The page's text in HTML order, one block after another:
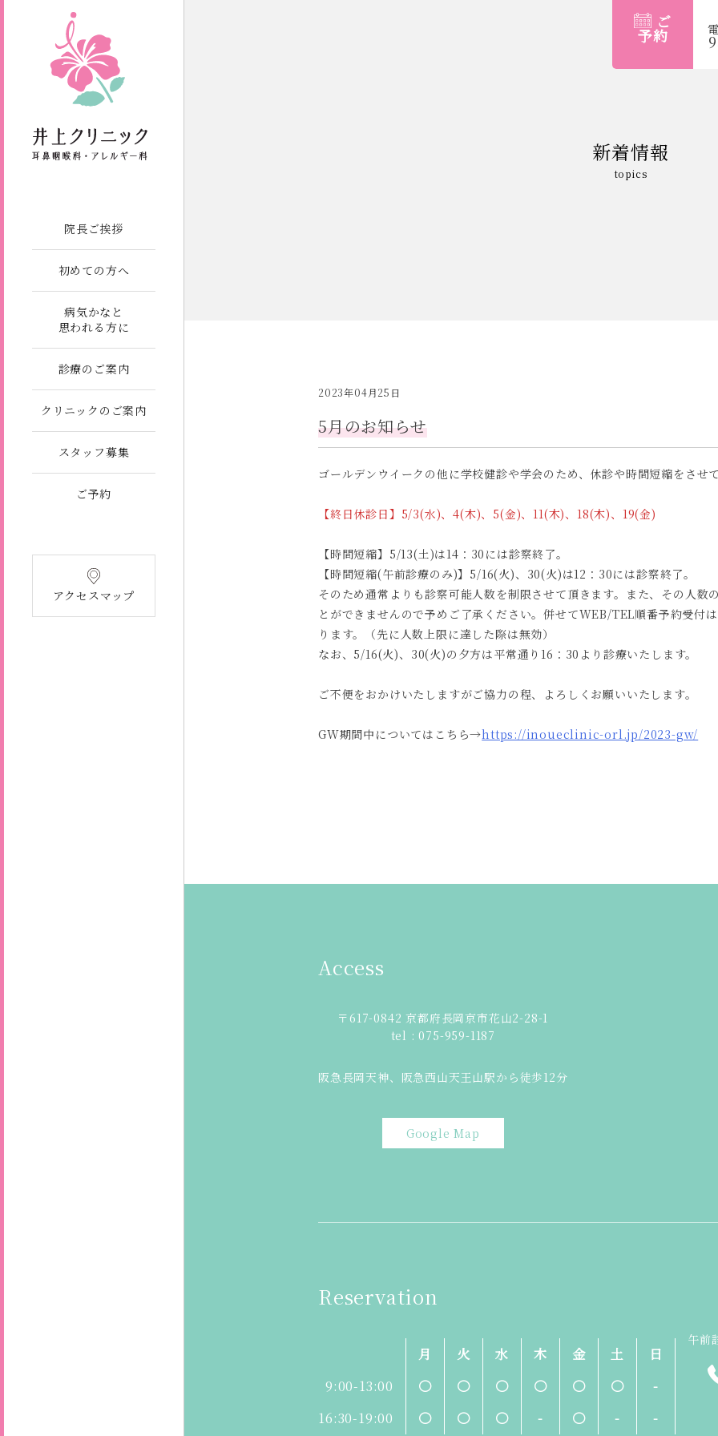
ご
予約
院長ご挨拶
初めての方へ
病気かなと
思われる方に
診療のご案内
クリニックのご案内
スタッフ募集
ご予約
アクセスマップ
新着情報
topics
2023年04月25日
5月のお知らせ
ゴールデンウイークの他に学校健診や学会のため、休診や時間短縮をさせ
【終日休診日】5/3(水)、4(木)、5(金)、11(木)、18(木)、19(金)
【時間短縮】5/13(土)は14：30には診察終了。
【時間短縮(午前診療のみ)】5/16(火)、30(火)は12：30には診察終了。
そのため通常よりも診察可能人数を制限させて頂きます。また、その人数
とができませんので予めご了承ください。併せてWEB/TEL順番予約受付
ります。（先に人数上限に達した際は無効）
なお、5/16(火)、30(火)の夕方は平常通り16：30より診療いたします。
ご不便をおかけいたしますがご協力の程、よろしくお願いいたします。
GW期間中についてはこちら→https://inoueclinic-orl.jp/2023-gw/
Access
〒617-0842 京都府長岡京市花山2-28-1
tel : 075-959-1187
阪急長岡天神、阪急西山天王山駅から徒歩12分
Google Map
Reservation
月 火 水 木 金 土
日
9:00-13:00
〇 〇 〇 〇 〇 〇
-
16:30-19:00
〇 〇 〇 - 〇 - -
午前